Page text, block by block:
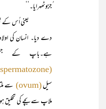
ُجزوٹھہرایا۔‘‘
یعنی اُس کے بعض
دے دیا۔ انسان کی
ہے۔باپ کے
(spermatozone)
سیل(ovum) سے
ملاپ سے بچے کی